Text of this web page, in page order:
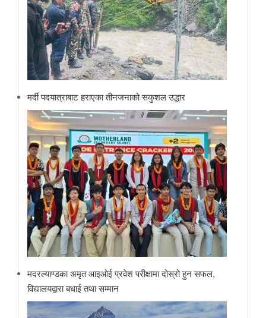
मर्दी पदयात्राबाट हराएका तीनजनाको सकुशल उद्धार
मदरल्याण्डका अमृत आइओई प्रवेश परीक्षामा दोस्रो हुन सफल,
विद्यालयद्वारा बधाई तथा सम्मान